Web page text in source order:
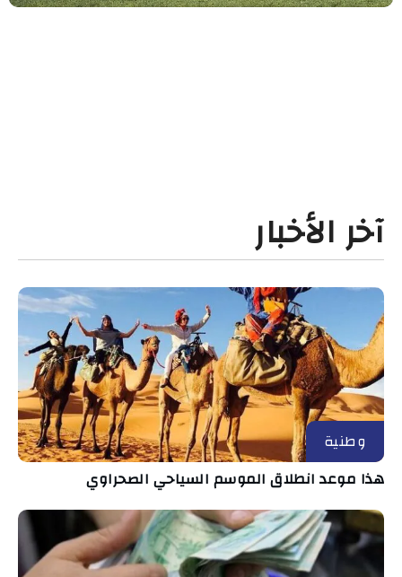
آخر الأخبار
وطنية
هذا موعد انطلاق الموسم السياحي الصحراوي